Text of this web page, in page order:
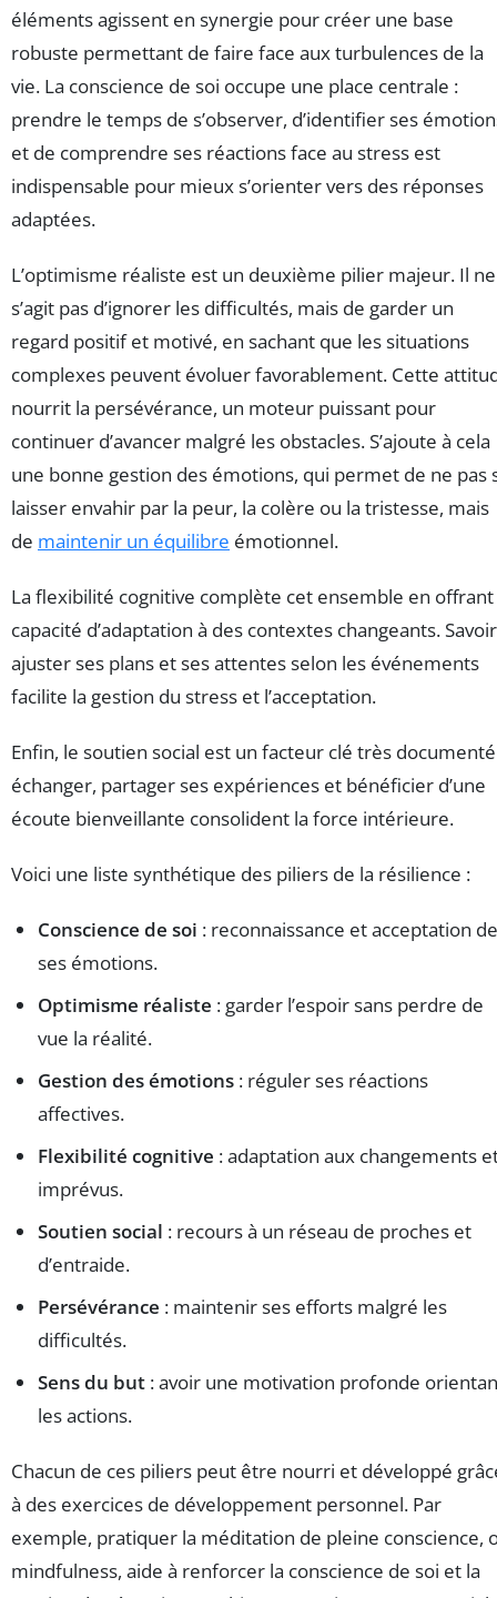
éléments agissent en synergie pour créer une base
robuste permettant de faire face aux turbulences de la
vie. La conscience de soi occupe une place centrale :
prendre le temps de s’observer, d’identifier ses
et de comprendre ses réactions face au stress est
indispensable pour mieux s’orienter vers des réponses
adaptées.
L’optimisme réaliste est un deuxième pilier majeur. Il ne
s’agit pas d’ignorer les difficultés, mais de garder un
regard positif et motivé, en sachant que les situations
complexes peuvent évoluer favorablement. Cette
nourrit la persévérance, un moteur puissant pour
continuer d’avancer malgré les obstacles. S’ajoute à cela
une bonne gestion des émotions, qui permet de ne pas
laisser envahir par la peur, la colère ou la tristesse, mais
de maintenir un équilibre émotionnel.
La flexibilité cognitive complète cet ensemble en offrant
capacité d’adaptation à des contextes changeants. Savoir
ajuster ses plans et ses attentes selon les événements
facilite la gestion du stress et l’acceptation.
Enfin, le soutien social est un facteur clé très
échanger, partager ses expériences et bénéficier d’une
écoute bienveillante consolident la force intérieure.
Voici une liste synthétique des piliers de la résilience :
Conscience de soi : reconnaissance et acceptation de
ses émotions.
Optimisme réaliste : garder l’espoir sans perdre de
vue la réalité.
Gestion des émotions : réguler ses réactions
affectives.
Flexibilité cognitive : adaptation aux changements
imprévus.
Soutien social : recours à un réseau de proches et
d’entraide.
Persévérance : maintenir ses efforts malgré les
difficultés.
Sens du but : avoir une motivation profonde
les actions.
Chacun de ces piliers peut être nourri et développé
à des exercices de développement personnel. Par
exemple, pratiquer la méditation de pleine conscience,
mindfulness, aide à renforcer la conscience de soi et la